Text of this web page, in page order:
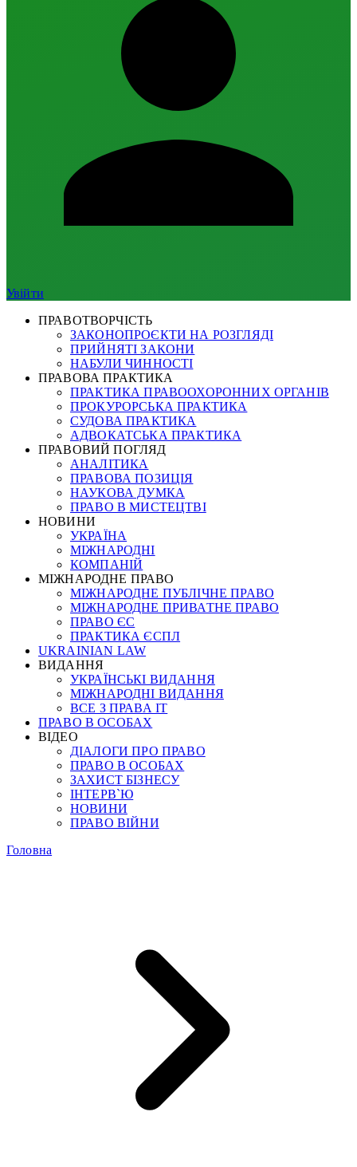
Увійти
ПРАВОТВОРЧІСТЬ
ЗАКОНОПРОЄКТИ НА РОЗГЛЯДІ
ПРИЙНЯТІ ЗАКОНИ
НАБУЛИ ЧИННОСТІ
ПРАВОВА ПРАКТИКА
ПРАКТИКА ПРАВООХОРОННИХ ОРГАНІВ
ПРОКУРОРСЬКА ПРАКТИКА
СУДОВА ПРАКТИКА
АДВОКАТСЬКА ПРАКТИКА
ПРАВОВИЙ ПОГЛЯД
АНАЛІТИКА
ПРАВОВА ПОЗИЦІЯ
НАУКОВА ДУМКА
ПРАВО В МИСТЕЦТВІ
НОВИНИ
УКРАЇНА
МІЖНАРОДНІ
КОМПАНІЙ
МІЖНАРОДНЕ ПРАВО
МІЖНАРОДНЕ ПУБЛІЧНЕ ПРАВО
МІЖНАРОДНЕ ПРИВАТНЕ ПРАВО
ПРАВО ЄС
ПРАКТИКА ЄСПЛ
UKRAINIAN LAW
ВИДАННЯ
УКРАЇНСЬКІ ВИДАННЯ
МІЖНАРОДНІ ВИДАННЯ
ВСЕ З ПРАВА ІТ
ПРАВО В ОСОБАХ
ВІДЕО
ДІАЛОГИ ПРО ПРАВО
ПРАВО В ОСОБАХ
ЗАХИСТ БІЗНЕСУ
ІНТЕРВ`Ю
НОВИНИ
ПРАВО ВІЙНИ
Головна